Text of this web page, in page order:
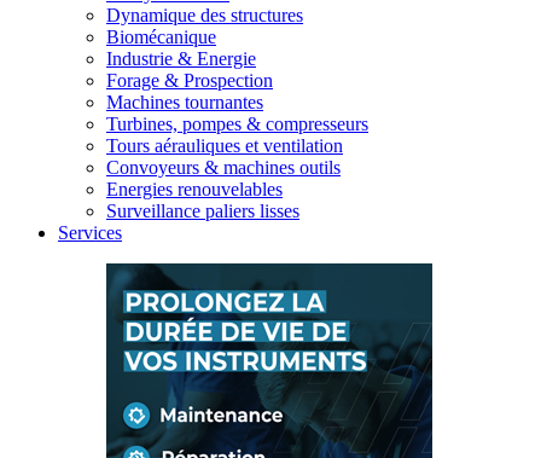
Dynamique des structures
Biomécanique
Industrie & Energie
Forage & Prospection
Machines tournantes
Turbines, pompes & compresseurs
Tours aérauliques et ventilation
Convoyeurs & machines outils
Energies renouvelables
Surveillance paliers lisses
Services